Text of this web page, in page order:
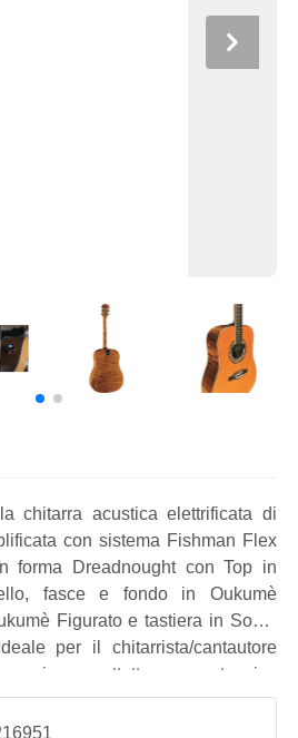
Next
chitarra acustica elettrificata di
con sistema Fishman Flex
forma Dreadnought con Top in
fasce e fondo in Oukumè
Figurato e tastiera in South
per il chitarrista/cantautore
soprattutto con tecnica
per contesti live e in studio di